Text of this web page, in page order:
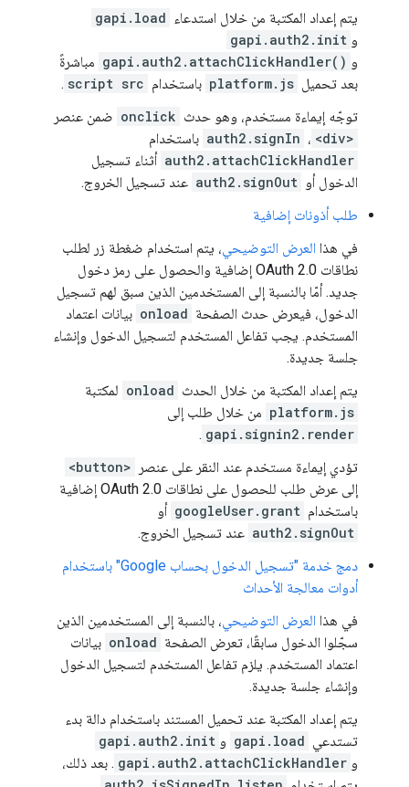
يتم إعداد المكتبة من خلال استدعاء gapi.load
و gapi.auth2.init
و gapi.auth2.attachClickHandler() مباشرةً
بعد تحميل
platform.js باستخدام script src
.
توجّه إيماءة مستخدم، وهو حدث onclick ضمن عنصر
<div> ، auth2.signIn باستخدام
auth2.attachClickHandler أثناء تسجيل
الدخول أو auth2.signOut عند تسجيل الخروج.
طلب أذونات إضافية
في هذا العرض التوضيحي ، يتم استخدام ضغطة زر لطلب
نطاقات OAuth 2.0 إضافية والحصول على رمز دخول
جديد. أمّا بالنسبة إلى المستخدمين الذين سبق لهم تسجيل
الدخول، فيعرض حدث الصفحة onload بيانات اعتماد
المستخدم. يجب تفاعل المستخدم لتسجيل الدخول وإنشاء
جلسة جديدة.
يتم إعداد المكتبة من خلال الحدث onload لمكتبة
platform.js من خلال طلب إلى
gapi.signin2.render
.
تؤدي إيماءة مستخدم عند النقر على عنصر
<button>
إلى عرض طلب للحصول على نطاقات OAuth 2.0 إضافية
باستخدام googleUser.grant أو
auth2.signOut عند تسجيل الخروج.
دمج خدمة "تسجيل الدخول بحساب Google" باستخدام
أدوات معالجة الأحداث
في هذا العرض التوضيحي ، بالنسبة إلى المستخدمين الذين
سجّلوا الدخول سابقًا، تعرض الصفحة onload بيانات
اعتماد المستخدم. يلزم تفاعل المستخدم لتسجيل الدخول
وإنشاء جلسة جديدة.
يتم إعداد المكتبة عند تحميل المستند باستخدام دالة بدء
تستدعي
gapi.load و gapi.auth2.init
و gapi.auth2.attachClickHandler . بعد ذلك،